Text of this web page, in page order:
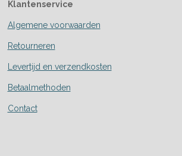
Klantenservice
Algemene voorwaarden
Retourneren
Levertijd en verzendkosten
Betaalmethoden
Contact